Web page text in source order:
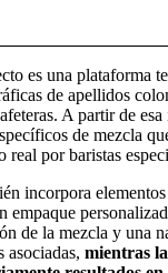
es una plataforma
de apellidos
A partir de
de mezcla
real por baristas
incorpora
empaque
de la mezcla y una
asociadas, mientras